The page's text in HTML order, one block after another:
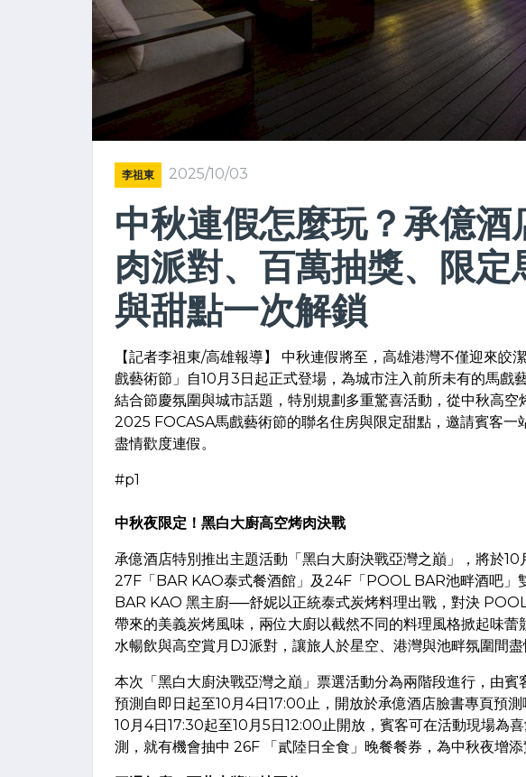
李祖東 2025/10/03
中秋連假怎麼玩？承億酒
肉派對、百萬抽獎、限定
與甜點一次解鎖
【記者李祖東/高雄報導】 中秋連假將至，高雄港灣不僅迎來
戲藝術節」自10月3日起正式登場，為城市注入前所未有的馬戲
結合節慶氛圍與城市話題，特別規劃多重驚喜活動，從中秋高
2025 FOCASA馬戲藝術節的聯名住房與限定甜點，邀請賓客一
盡情歡度連假。
#p1
中秋夜限定！黑白大廚高空烤肉決戰
承億酒店特別推出主題活動「黑白大廚決戰亞灣之巔」，將於
27F「BAR KAO泰式餐酒館」及24F「POOL BAR池畔酒吧」
BAR KAO 黑主廚──舒妮以正統泰式炭烤料理出戰，對決
帶來的美義炭烤風味，兩位大廚以截然不同的料理風格掀起味
水暢飲與高空賞月DJ派對，讓旅人於星空、港灣與池畔氛圍間盡
本次「黑白大廚決戰亞灣之巔」票選活動分為兩階段進行，由
預測自即日起至10月4日17:00止，開放於承億酒店臉書專頁預
10月4日17:30起至10月5日12:00止開放，賓客可在活動現場為
測，就有機會抽中 26F 「貳陸日全食」晚餐餐券，為中秋夜增添